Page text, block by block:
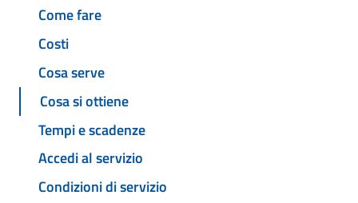
Come fare
Costi
Cosa serve
Cosa si ottiene
Tempi e scadenze
Accedi al servizio
Condizioni di servizio